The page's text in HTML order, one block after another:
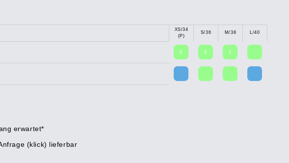
XS/34
(P)
S/36 M/38 L/40
6 3 5
erwartet*
(klick) lieferbar